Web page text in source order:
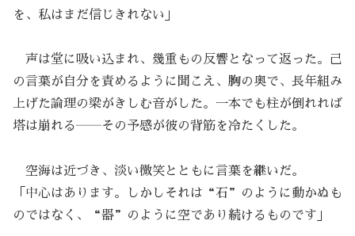
を、私はまだ信じきれない」
声は堂に吸い込まれ、幾重もの反響となって返った。己
の言葉が自分を責めるように聞こえ、胸の奥で、長年組み
上げた論理の梁がきしむ音がした。一本でも柱が倒れれば
塔は崩れる――その予感が彼の背筋を冷たくした。
空海は近づき、淡い微笑とともに言葉を継いだ。
「中心はあります。しかしそれは“石”のように動かぬも
のではなく、“器”のように空であり続けるものです」